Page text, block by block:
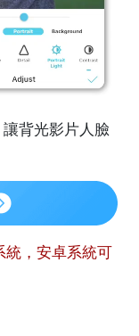
背光影片人臉
統，安卓系統可